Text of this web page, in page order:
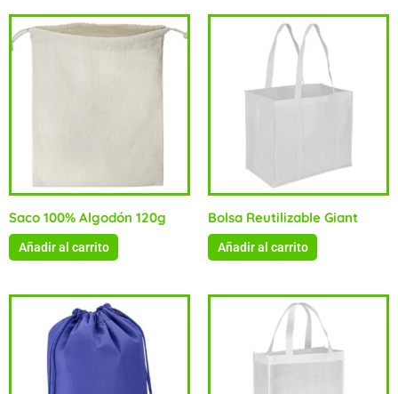
Saco 100% Algodón 120g
Añadir al carrito
Bolsa Reutilizable Giant
Añadir al carrito